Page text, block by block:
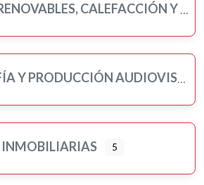
CALEFACCIÓN Y FONTANERÍA
Y PRODUCCIÓN AUDIOVISUAL
INMOBILIARIAS 5